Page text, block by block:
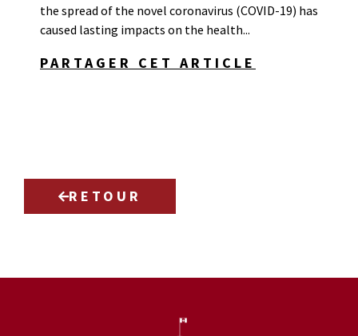
the spread of the novel coronavirus (COVID-19) has
caused lasting impacts on the health...
PARTAGER CET ARTICLE
RETOUR